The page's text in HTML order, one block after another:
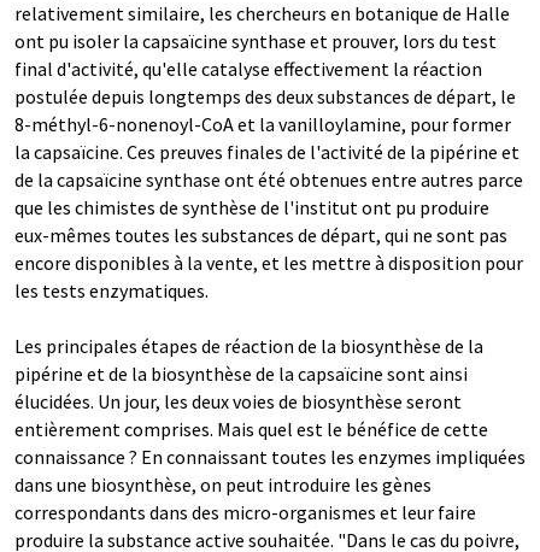
relativement similaire, les chercheurs en botanique de Halle
ont pu isoler la capsaïcine synthase et prouver, lors du test
final d'activité, qu'elle catalyse effectivement la réaction
postulée depuis longtemps des deux substances de départ, le
8-méthyl-6-nonenoyl-CoA et la vanilloylamine, pour former
la capsaïcine. Ces preuves finales de l'activité de la pipérine et
de la capsaïcine synthase ont été obtenues entre autres parce
que les chimistes de synthèse de l'institut ont pu produire
eux-mêmes toutes les substances de départ, qui ne sont pas
encore disponibles à la vente, et les mettre à disposition pour
les tests enzymatiques.
Les principales étapes de réaction de la biosynthèse de la
pipérine et de la biosynthèse de la capsaïcine sont ainsi
élucidées. Un jour, les deux voies de biosynthèse seront
entièrement comprises. Mais quel est le bénéfice de cette
connaissance ? En connaissant toutes les enzymes impliquées
dans une biosynthèse, on peut introduire les gènes
correspondants dans des micro-organismes et leur faire
produire la substance active souhaitée. "Dans le cas du poivre,